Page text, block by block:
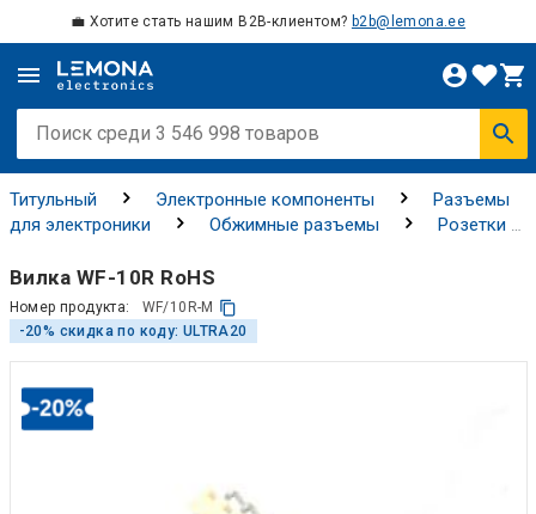
💼 Хотите стать нашим B2B-клиентом? b2b@lemona.ee
Титульный Электронные компоненты
Разъемы
для электроники
Обжимные разъемы
Розетки и
Вилка WF-10R RoHS
Номер продукта:
WF/10R-M
-20% скидка по коду: ULTRA20